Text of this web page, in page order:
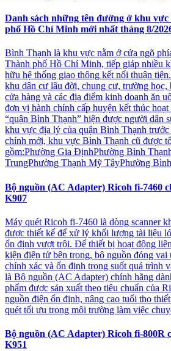
Danh sách những tên đường ở khu
phố Hồ Chí Minh mới nhất tháng 8/
Bình Thạnh là khu vực nằm ở cửa ngõ
Thành phố Hồ Chí Minh, tiếp giáp nhiều
hữu hệ thống giao thông kết nối thuận
khu dân cư lâu đời, chung cư, trường học,
cửa hàng và các địa điểm kinh doanh ăn
đơn vị hành chính cấp huyện kết thúc
“quận Bình Thạnh” hiện được người dân
khu vực địa lý của quận Bình Thạnh
chính mới, khu vực Bình Thạnh cũ được
gồm:Phường Gia ĐịnhPhường Bình
TrungPhường Thạnh Mỹ TâyPhường
Bộ nguồn (AC Adapter) Ricoh fi-7460
K907
Máy quét Ricoh fi-7460 là dòng scanner
được thiết kế để xử lý khối lượng tài liệu
ổn định vượt trội. Để thiết bị hoạt động
kiện điện tử bên trong, bộ nguồn đóng vai
chính xác và ổn định trong suốt quá trình
là Bộ nguồn (AC Adapter) chính hãng
phẩm được sản xuất theo tiêu chuẩn của
nguồn điện ổn định, nâng cao tuổi thọ
quét tối ưu trong môi trường làm việc
Bộ nguồn (AC Adapter) Ricoh fi-800R
K951